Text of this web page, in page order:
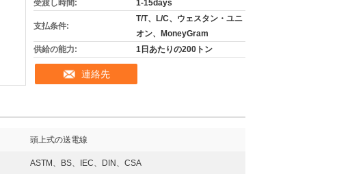
受渡し時間:
1-15days
支払条件:
T/T、L/C、ウェスタン・ユニ
オン、MoneyGram
供給の能力:
1日あたりの200トン
連絡先
頭上式の送電線
ASTM、BS、IEC、DIN、CSA